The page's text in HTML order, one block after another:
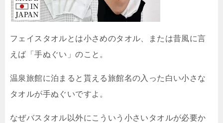
フェイスタオルとは小さめのタオル、または昔風に言
えば「手ぬぐい」のこと。
温泉旅館に泊まると貰える旅館名の入った白い小さな
タオルが手ぬぐいですよ。
なぜバスタオル以外にこういう小さいタオルが必要か